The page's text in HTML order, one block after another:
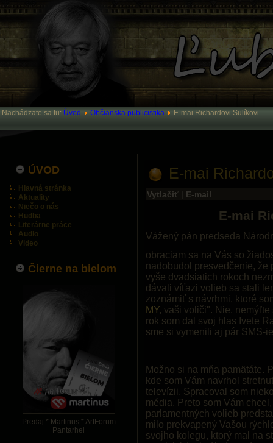
Nachádzate sa tu: Úvod Občianska publicistika E-mai Richardovi Sulíkovi
ÚVOD
Hlavná stránka
Aktuality
Niečo o nás
Hudba
Literárne práce
Audio
Video
Čierne na bielom
Predaj * Martinus * ArtForum
Pantarhei
E-mai
Vytlačiť | E-mail
E-mai
Vážený pán predseda
obraciam sa na Vás so
nadobudol presvedčenie, že
vyše dvadsiatich rokoch
dávali víťazi volieb sa stali
zoznámiť s návrhmi, ktoré
MY, vaši voliči". Nie,
rok som dal svoj hlas Ivete
sme si vymenili aj pár SMS-
Možno si na mňa pamätáte.
kde som Vám navrhol
televízii. Spracoval som
média. Preto som Vám
parlamentných volieb
milo prekvapený Vašou
svojho kolegu, ktorý mal na